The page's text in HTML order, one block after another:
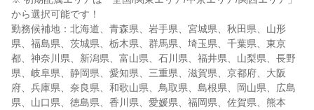
から選択可能です！
勤務候補地：北海道、青森県、岩手県、宮城県、秋田県、山形
県、福島県、茨城県、栃木県、群馬県、埼玉県、千葉県、東京
都、神奈川県、新潟県、富山県、石川県、福井県、山梨県、長野
県、岐阜県、静岡県、愛知県、三重県、滋賀県、京都府、大阪
府、兵庫県、奈良県、和歌山県、鳥取県、島根県、岡山県、広島
県、山口県、徳島県、香川県、愛媛県、福岡県、佐賀県、熊本